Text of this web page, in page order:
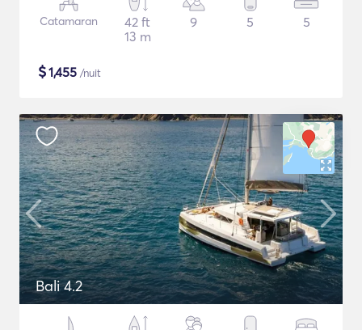
Catamaran
42 ft
13 m
9 5 5
$1,455 /nuit
Bali 4.2